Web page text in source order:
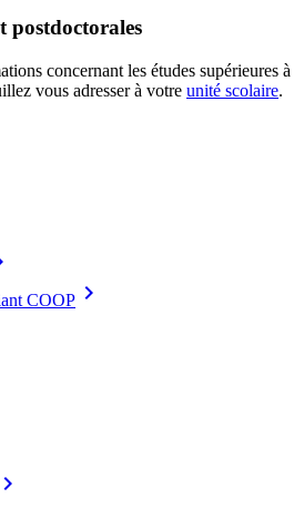
postdoctorales
concernant les études supérieures à
vous adresser à votre unité scolaire.
COOP chevron_right
chevron_right